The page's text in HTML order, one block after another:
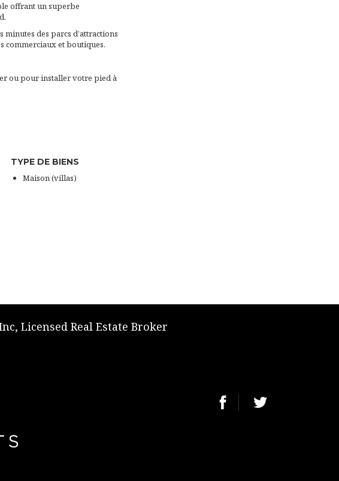
offrant un superbe
des parcs d’attractions
commerciaux et boutiques.
ou pour installer votre pied à
TYPE DE BIENS
Maison (villas)
Licensed Real Estate Broker